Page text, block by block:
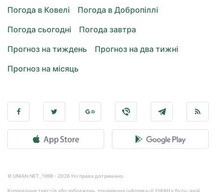
Погода в Ковелі
Погода в Добропіллі
Погода сьогодні
Погода завтра
Прогноз на тиждень
Прогноз на два тижні
Прогноз на місяць
© UNIAN.NET, 1998 - 2026 Усі права дотримано.
Копіювання текстів або зображень, поширення інформації УНІАН у будь-якій